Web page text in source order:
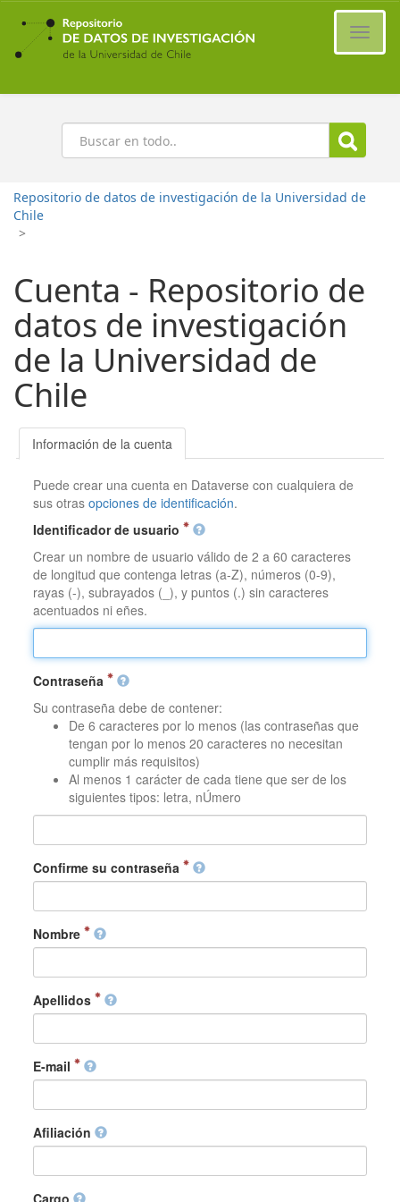
Ir
contenido
principal
Buscar
Repositorio de datos de investigación de la Universidad de
Chile
>
Cuenta - Repositorio de
datos de investigación
de la Universidad de
Chile
Información de la cuenta
Puede crear una cuenta en Dataverse con cualquiera de
sus otrasopciones de identificación.
Identificador de usuario
Crear un nombre de usuario válido de 2 a 60 caracteres
de longitud que contenga letras (a-Z), números (0-9),
rayas (-), subrayados (_), y puntos (.) sin caracteres
acentuados ni eñes.
Contraseña
Su contraseña debe de contener:
De 6 caracteres por lo menos (las contraseñas que
tengan por lo menos 20 caracteres no necesitan
cumplir más requisitos)
Al menos 1 carácter de cada tiene que ser de los
siguientes tipos: letra, nÚmero
Confirme su contraseña
Nombre
Apellidos
E-mail
Afiliación
Cargo